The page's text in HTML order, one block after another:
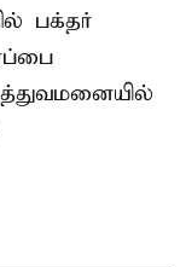
பக்தர்